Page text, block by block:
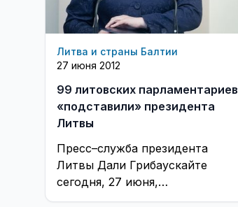
Литва и страны Балтии
27 июня 2012
99 литовских парламентариев
«подставили» президента
Литвы
Пресс–служба президента
Литвы Дали Грибаускайте
сегодня, 27 июня,
распространила официальное